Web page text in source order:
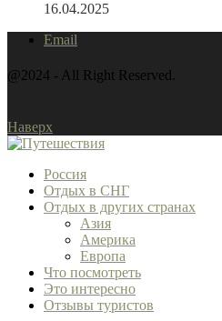
16.04.2025
Email
@2024 - All Right Reserved.
Наверх
Россия
Отдых в СНГ
Отдых в других странах
Азия
Америка
Европа
Что посмотреть
Это интересно
Отзывы туристов